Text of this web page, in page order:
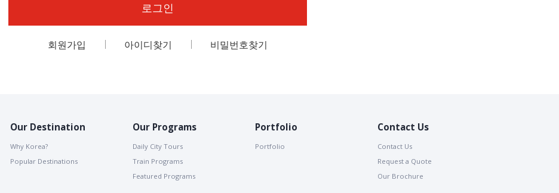
로그인
회원가입 아이디찾기 비밀번호찾기
Our Destination
Why Korea?
Popular Destinations
Our Programs
Daily City Tours
Train Programs
Featured Programs
Portfolio
Portfolio
Contact Us
Contact Us
Request a Quote
Our Brochure